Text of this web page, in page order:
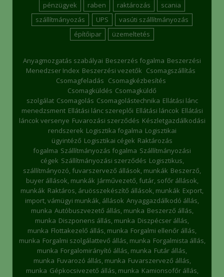
pénzügyek
raben raktározás
scania
szállítmányozás
UPS
vasúti szállítmányozás
építőipar
üzemeltetés
Anyagmozgatás szabályai Beszerzés fogalma Beszerzési
Menedzser Index Beszerzési vezetők Csomagszállítás
Csomagfeladás Csomagkézbesítés
Csomagküldés Csomagküldő
szolgálat Csomagolás Csomagolástechnika Ellátási lánc
menedzsment Ellátási lánc szereplői Ellátási láncok Ellátási
láncok versenye Fuvarozási szerződés Készletgazdálkodási
rendszerek Logisztika fogalma Logisztikai
ügyintéző Logisztikai cégek Raktározás
fogalma Szállítmányozás fogalma Szállítmányozási
cégek Szállítmányozási szerződés Logisztikus,
szállítmányozó, fuvarszervező állások, munkák Beszerző,
buyer állások, munkák Járművezető, futár, sofőr állások,
munkák Raktáros, áruösszekészítő állások, munkák Export,
import, vámügyi munkák, állások Anyaggazdálkodó állás,
munka Autóbuszvezető állás, munka Beszerző állás,
munka Diszponens állás, munka Diszpécser állás,
munka Flottakezelő állás, munka Forgalmi ellenőr állás,
munka Forgalmi szolgálattevő állás, munka Forgalmista állás,
munka Forgalomirányító állás, munka Futár állás,
munka Fuvarozó állás, munka Fuvarszervező állás,
munka Gépkocsivezető állás, munka Kamionsofőr állás,